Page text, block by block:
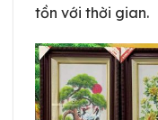
tồn với thời gian.